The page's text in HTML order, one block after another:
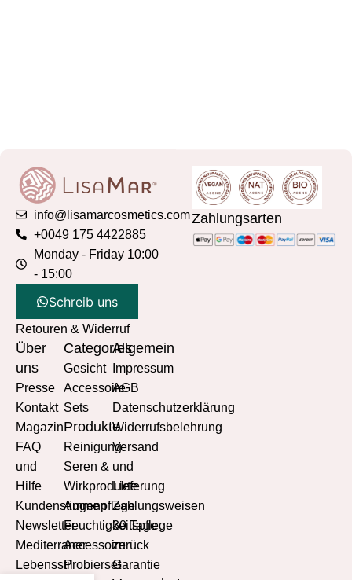
info@lisamarcosmetics.com
+0049 175 4422885
Monday - Friday 10:00
- 15:00
Schreib uns
Retouren & Widerruf
Über
uns
Presse
Kontakt
Magazin
FAQ
und
Hilfe
Kundenstimmen
Newsletter
Mediterraner
Lebensstil
Categories
Gesicht
Accessoire
Sets
Produkte
Reinigung
Seren &
Wirkprodukte
Augenpflege
Feuchtigkeitspflege
Accessoire
Probierset
Allgemein
Impressum
AGB
Datenschutzerklärung
Widerrufsbelehrung
Versand
und
Lieferung
Zahlungsweisen
30 Tage
zurück
Garantie
Zahlungsarten